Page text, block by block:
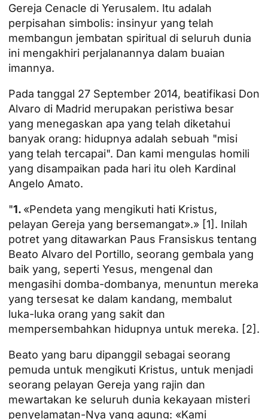
Gereja Cenacle di Yerusalem. Itu adalah
perpisahan simbolis: insinyur yang telah
membangun jembatan spiritual di seluruh dunia
ini mengakhiri perjalanannya dalam buaian
imannya.
Pada tanggal 27 September 2014, beatifikasi Don
Alvaro di Madrid merupakan peristiwa besar
yang menegaskan apa yang telah diketahui
banyak orang: hidupnya adalah sebuah "misi
yang telah tercapai". Dan kami mengulas homili
yang disampaikan pada hari itu oleh Kardinal
Angelo Amato.
"1. «Pendeta yang mengikuti hati Kristus,
pelayan Gereja yang bersemangat».» [1] . Inilah
potret yang ditawarkan Paus Fransiskus tentang
Beato Alvaro del Portillo, seorang gembala yang
baik yang, seperti Yesus, mengenal dan
mengasihi domba-dombanya, menuntun mereka
yang tersesat ke dalam kandang, membalut
luka-luka orang yang sakit dan
mempersembahkan hidupnya untuk mereka. [2] .
Beato yang baru dipanggil sebagai seorang
pemuda untuk mengikuti Kristus, untuk menjadi
seorang pelayan Gereja yang rajin dan
mewartakan ke seluruh dunia kekayaan misteri
penyelamatan-Nya yang agung: «Kami